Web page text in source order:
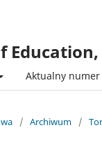
Aktualny numer
/ Archiwum /